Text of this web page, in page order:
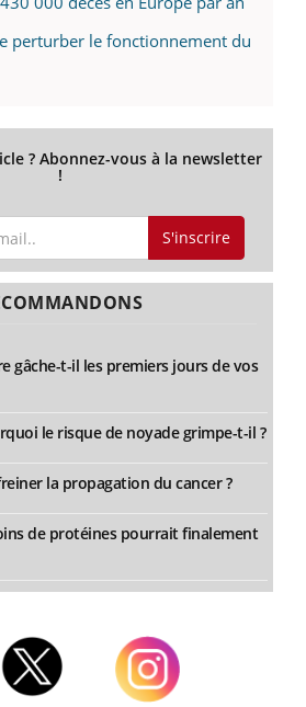
perturber le fonctionnement du
? Abonnez-vous à la newsletter
!
S'inscrire
gâche-t-il les premiers jours de vos
le risque de noyade grimpe-t-il ?
la propagation du cancer ?
de protéines pourrait finalement